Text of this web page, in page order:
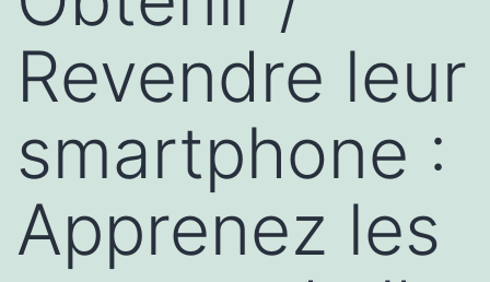
Revendre leur
smartphone :
Apprenez les